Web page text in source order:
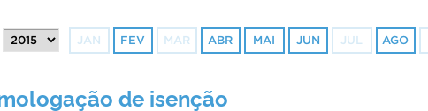
JAN FEV MAR ABR MAI JUN JUL AGO
de isenção